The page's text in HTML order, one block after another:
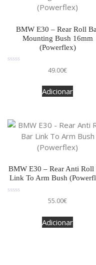
BMW E30 – Rear Roll
Mounting Bush 16mm
(Powerflex)
49.00€
Adicionar
BMW E30 – Rear Anti Roll
Link To Arm Bush
55.00€
Adicionar